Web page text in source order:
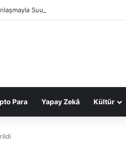
Suudi Arabistan’ın oldu
Para Yapay Zekâ Kültür